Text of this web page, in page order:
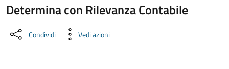
Determina con Rilevanza Contabile
Dettaglio del documento
Condividi Vedi azioni